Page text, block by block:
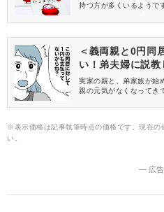
持つ方が多くいるようで
ことはないんです♪ しか
ブックにおすすめしたい
＜義両親と0円同
い！弟夫婦に説
実家の親と、弟家族が始
親の元気がなくなって
※表示価格は記事執筆時点の価格です。現在の
い。
― 広